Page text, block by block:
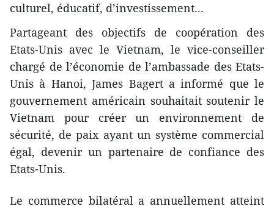
culturel, éducatif, d’investissement...
Partageant des objectifs de coopération des
Etats-Unis avec le Vietnam, le vice-conseiller
chargé de l’économie de l’ambassade des Etats-
Unis à Hanoi, James Bagert a informé que le
gouvernement américain souhaitait soutenir le
Vietnam pour créer un environnement de
sécurité, de paix ayant un système commercial
égal, devenir un partenaire de confiance des
Etats-Unis.
Le commerce bilatéral a annuellement atteint